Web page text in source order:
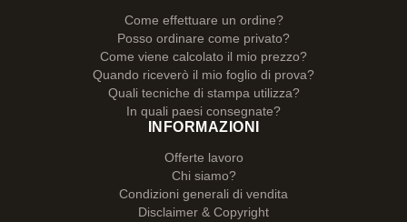
Come effettuare un ordine?
Posso ordinare come privato?
Come viene calcolato il mio prezzo?
Quando riceverò il mio foglio di prova?
Quali tecniche di stampa utilizza?
In quali paesi consegnate?
INFORMAZIONI
Offerte lavoro
Chi siamo?
Condizioni generali di vendita
Disclaimer & Copyright